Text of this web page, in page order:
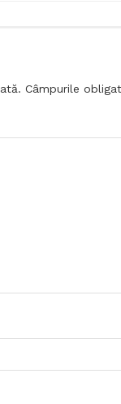
Câmpurile